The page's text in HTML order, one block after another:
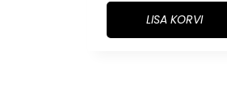
LISA KORVI